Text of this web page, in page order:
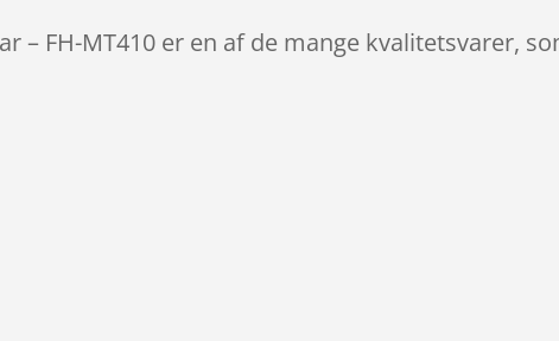
– FH-MT410 er en af de mange kvalitetsvarer,